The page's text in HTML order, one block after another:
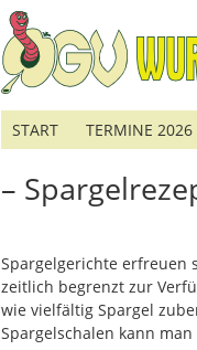
START TERMINE 2026
–
Spargelgerichte erfreuen
zeitlich begrenzt zur
wie vielfältig Spargel
Spargelschalen kann